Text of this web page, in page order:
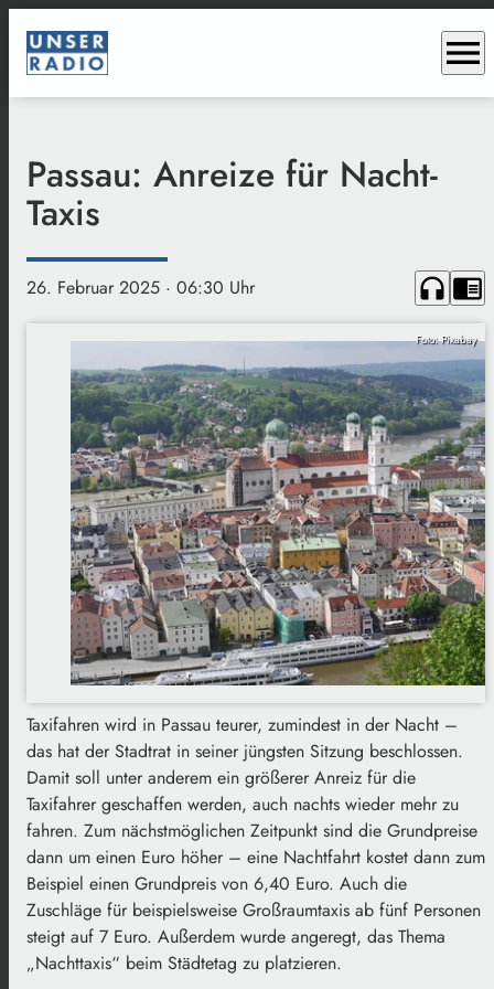
menu
Passau: Anreize für Nacht-
Taxis
26. Februar 2025 · 06:30 Uhr headphones chrome_reader_mode
Foto: Pixabay
Taxifahren wird in Passau teurer, zumindest in der Nacht –
das hat der Stadtrat in seiner jüngsten Sitzung beschlossen.
Damit soll unter anderem ein größerer Anreiz für die
Taxifahrer geschaffen werden, auch nachts wieder mehr zu
fahren. Zum nächstmöglichen Zeitpunkt sind die Grundpreise
dann um einen Euro höher – eine Nachtfahrt kostet dann zum
Beispiel einen Grundpreis von 6,40 Euro. Auch die
Zuschläge für beispielsweise Großraumtaxis ab fünf Personen
steigt auf 7 Euro. Außerdem wurde angeregt, das Thema
„Nachttaxis“ beim Städtetag zu platzieren.